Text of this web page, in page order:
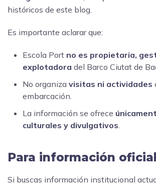
históricos de este blog.
Es importante aclarar que:
Escola Port no es propietaria,
explotadora del Barco Ciutat de
No organiza visitas ni actividades
embarcación.
La información se ofrece
culturales y divulgativos
Para información oficial
Si buscas información institucional